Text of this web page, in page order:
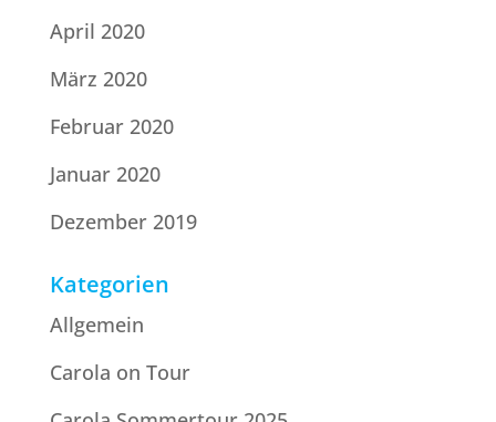
April 2020
März 2020
Februar 2020
Januar 2020
Dezember 2019
Kategorien
Allgemein
Carola on Tour